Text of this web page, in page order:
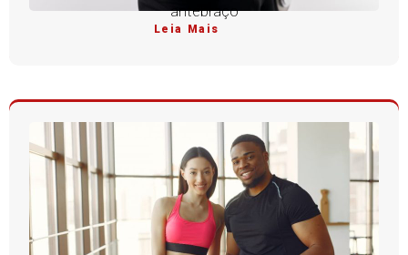
antebraço
Leia Mais